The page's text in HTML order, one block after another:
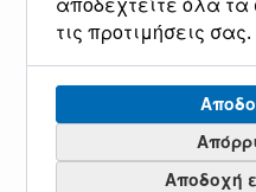
Μήκος Φωτιστικού(σε χιλ./
Ύψος Φωτιστικού(σε χιλ./
Καθαρό Βάρος (kg):
τις προτιμήσεις σας.
Αποδοχή